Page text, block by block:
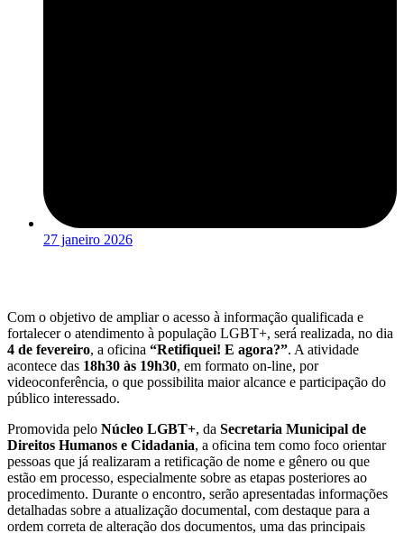
27 janeiro 2026
Com o objetivo de ampliar o acesso à informação qualificada e
fortalecer o atendimento à população LGBT+, será realizada, no dia
4 de fevereiro, a oficina “Retifiquei! E agora?”. A atividade
acontece das 18h30 às 19h30, em formato on-line, por
videoconferência, o que possibilita maior alcance e participação do
público interessado.
Promovida pelo Núcleo LGBT+, da Secretaria Municipal de
Direitos Humanos e Cidadania, a oficina tem como foco orientar
pessoas que já realizaram a retificação de nome e gênero ou que
estão em processo, especialmente sobre as etapas posteriores ao
procedimento. Durante o encontro, serão apresentadas informações
detalhadas sobre a atualização documental, com destaque para a
ordem correta de alteração dos documentos, uma das principais